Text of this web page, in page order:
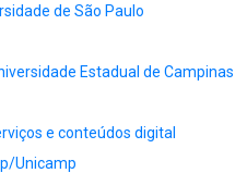
de São Paulo
Estadual de Campinas
e conteúdos digital
Unicamp